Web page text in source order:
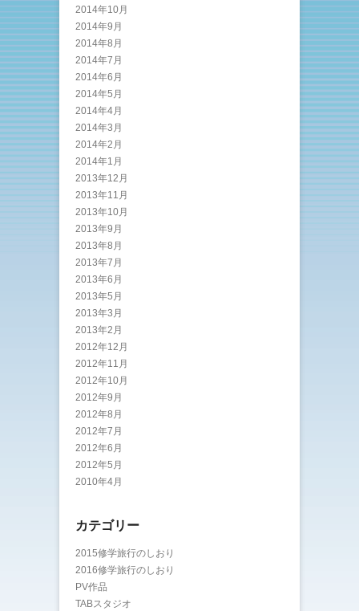
2014年10月
2014年9月
2014年8月
2014年7月
2014年6月
2014年5月
2014年4月
2014年3月
2014年2月
2014年1月
2013年12月
2013年11月
2013年10月
2013年9月
2013年8月
2013年7月
2013年6月
2013年5月
2013年3月
2013年2月
2012年12月
2012年11月
2012年10月
2012年9月
2012年8月
2012年7月
2012年6月
2012年5月
2010年4月
カテゴリー
2015修学旅行のしおり
2016修学旅行のしおり
PV作品
TABスタジオ